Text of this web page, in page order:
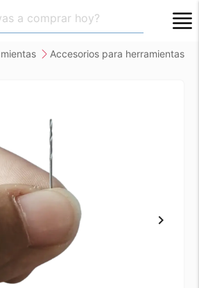
accesorios para herramientas